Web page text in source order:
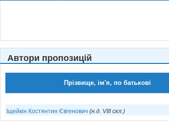
Автори пропозицій
Прізвище, ім'я, по батькові
Іщейкін Костянтин Євгенович (н.д. VIII скл.)